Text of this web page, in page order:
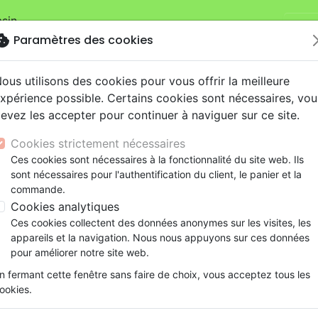
Je
sur la boutiqueLa Maison de la Bible Suisse
NouveautésBibles
Testaments
Etude biblique
NEG
Bandes dessinées
Souffrance, Relation d'aide
Santé
Événements actuels
Couple
Découverte de la foi
Souffrance, Relation d'aide
Psychologie
Adolescents, jeunes
Latino, Folk
Soul
Rap, Hip-hop
Louange, Adoration
Hardrock, Métal
animés
conférences
Films, fiction
Jeux
Découvrir Dieu à travers le Pentateuque
Découvrir Dieu à travers le
Auteur :Ron Bergey
Référence MB3480 EAN 9782826034803
Paramètres des cookies
utilisons des cookies pour vous offrir la meilleure
possible. Certains cookies sont nécessaires,
les accepter pour continuer à naviguer sur ce site.
Cookies strictement nécessaires
Ces cookies sont nécessaires à la fonctionnalité du site web. Ils
sont nécessaires pour l'authentification du client, le panier et la
commande.
Cookies analytiques
Ces cookies collectent des données anonymes sur les visites, les
appareils et la navigation. Nous nous appuyons sur ces données
pour améliorer notre site web.
fermant cette fenêtre sans faire de choix, vous acceptez tous les